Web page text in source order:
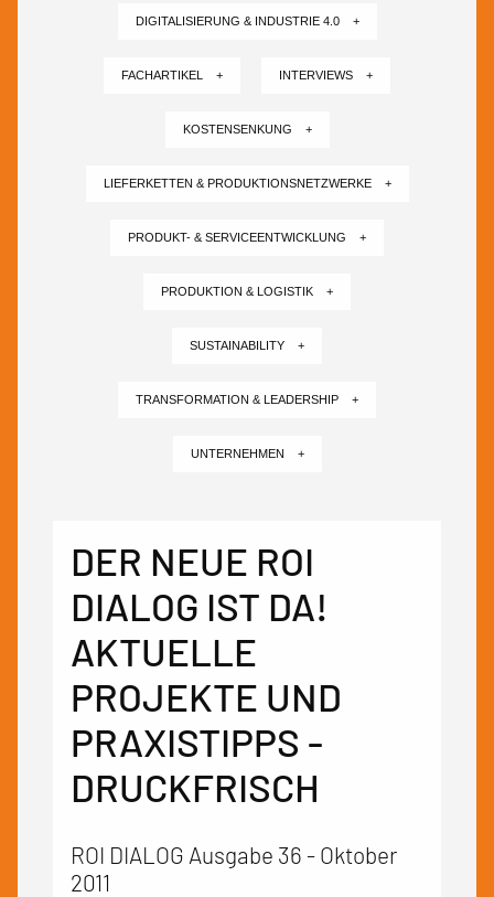
DIGITALISIERUNG & INDUSTRIE 4.0 +
FACHARTIKEL + INTERVIEWS +
KOSTENSENKUNG +
LIEFERKETTEN & PRODUKTIONSNETZWERKE +
PRODUKT- & SERVICEENTWICKLUNG +
PRODUKTION & LOGISTIK +
SUSTAINABILITY +
TRANSFORMATION & LEADERSHIP +
UNTERNEHMEN +
DER NEUE ROI
DIALOG IST DA!
AKTUELLE
PROJEKTE UND
PRAXISTIPPS -
DRUCKFRISCH
ROI DIALOG Ausgabe 36 - Oktober
2011